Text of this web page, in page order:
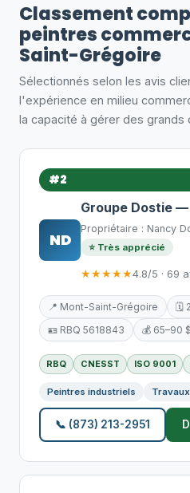
Classement
peintres
Saint-Grégoire
Sélectionnés selon les avis
l'expérience en milieu
la capacité à gérer des grands
#2
ND
Groupe Dostie
Propriétaire : Nancy
⭐ Très apprécié
★★★★★4.8/5 · 69
📍 Mont-Saint-Grégoire 🗓️
🪪 RBQ 5618843
💰 65–90
RBQ CNESST ISO 9001
Peintres industriels
📞 (873) 213-2951